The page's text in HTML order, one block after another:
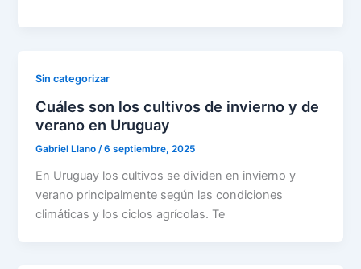
Sin categorizar
Cuáles son los cultivos de invierno y de
verano en Uruguay
Gabriel Llano/6 septiembre, 2025
En Uruguay los cultivos se dividen en invierno y
verano principalmente según las condiciones
climáticas y los ciclos agrícolas. Te